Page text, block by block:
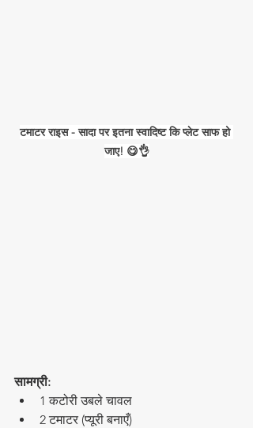
टमाटर राइस - सादा पर इतना स्वादिष्ट कि प्लेट साफ हो
जाए! 😋👌
सामग्री:
1 कटोरी उबले चावल
2 टमाटर (प्यूरी बनाएँ)